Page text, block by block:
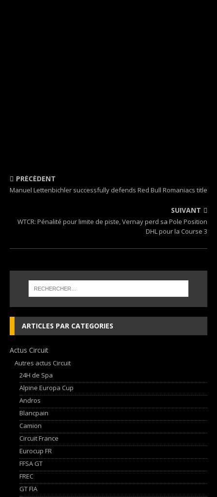
PRÉCÉDENT
Manuel Lettenbichler successfully defends Red Bull Romaniacs title
SUIVANT
WTCR: Pénalité pour limite de piste, Vernay perd sa Pole Position
DHL pour la Course 3
ARTICLES PAR CATEGORIES
Actus Circuit
Autres actus Circuit
24H de Spa
Alpine Europa Cup
Andros
Blancpain
Camion
Circuit France
Eurocup FR
FFSA GT
FREC
GT FIA